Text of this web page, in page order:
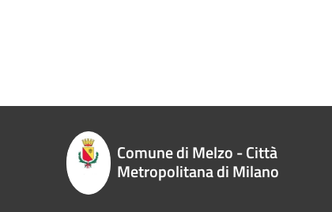
Comune di Melzo - Città
Metropolitana di Milano